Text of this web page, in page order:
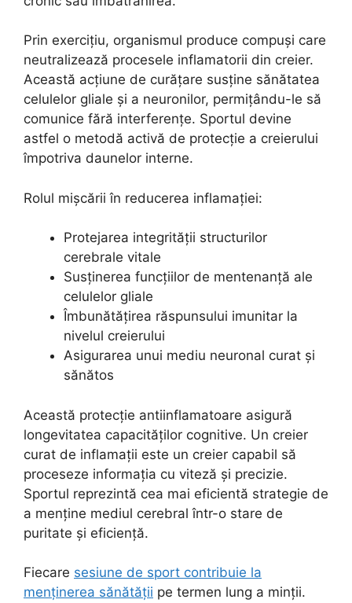
Prin exercițiu, organismul produce compuși care
neutralizează procesele inflamatorii din creier.
Această acțiune de curățare susține sănătatea
celulelor gliale și a neuronilor, permițându-le să
comunice fără interferențe. Sportul devine
astfel o metodă activă de protecție a creierului
împotriva daunelor interne.
Rolul mișcării în reducerea inflamației:
Protejarea integrității structurilor
cerebrale vitale
Susținerea funcțiilor de mentenanță ale
celulelor gliale
Îmbunătățirea răspunsului imunitar la
nivelul creierului
Asigurarea unui mediu neuronal curat și
sănătos
Această protecție antiinflamatoare asigură
longevitatea capacităților cognitive. Un creier
curat de inflamații este un creier capabil să
proceseze informația cu viteză și precizie.
Sportul reprezintă cea mai eficientă strategie de
a menține mediul cerebral într-o stare de
puritate și eficiență.
Fiecare sesiune de sport contribuie la
menținerea sănătății pe termen lung a minții.